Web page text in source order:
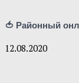
🍅 Районный
12.08.2020